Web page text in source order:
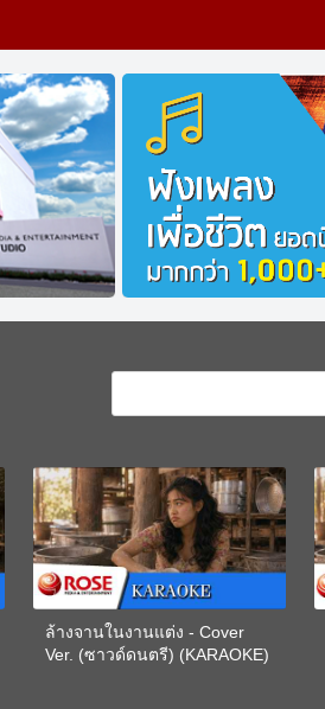
ล้างจานในงานแต่ง - Cover
Ver. (ซาวด์ดนตรี) (KARAOKE)